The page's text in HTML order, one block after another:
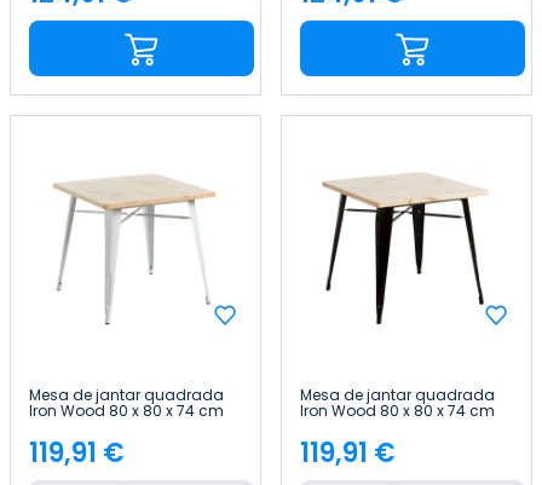
Mesa de jantar quadrada
Iron Wood 80 x 80 x 74 cm
Preço
119,91 €
Mesa de jantar quadrada
Iron Wood 80 x 80 x 74 cm
Preço
119,91 €